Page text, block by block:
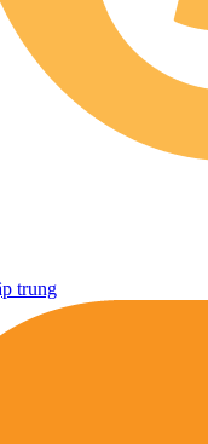
trung